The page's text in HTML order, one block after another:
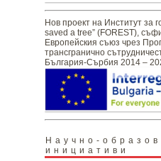
Нов проект на Институт за
saved a tree” (FOREST),
Европейския съюз чрез
трансгранично
България-Сърбия 2014 –
Научно-
инициативи